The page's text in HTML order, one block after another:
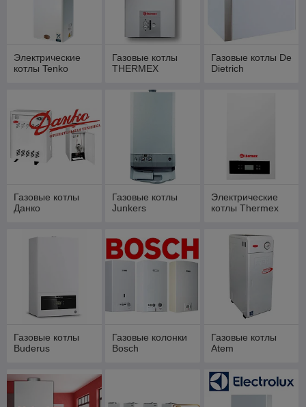
Электрические
котлы Tenko
Газовые котлы
THERMEX
Газовые котлы De
Dietrich
Газовые котлы
Данко
Газовые котлы
Junkers
Электрические
котлы Thermex
Газовые котлы
Buderus
Газовые колонки
Bosch
Газовые котлы
Atem